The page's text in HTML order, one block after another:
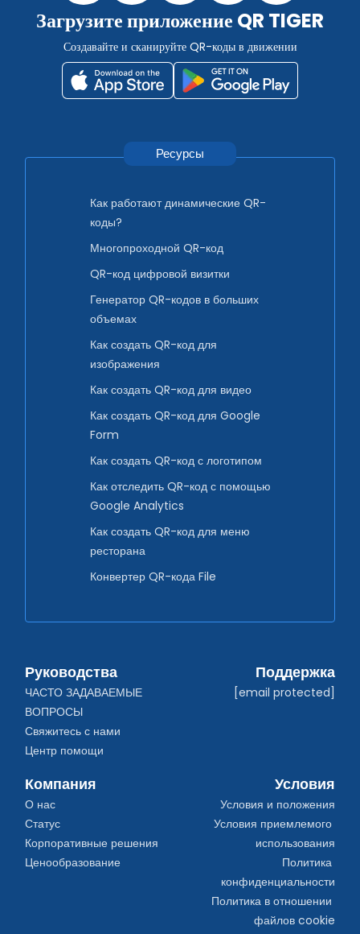
Загрузите приложение QR TIGER
Создавайте и сканируйте QR-коды в движении
Ресурсы
Как работают динамические QR-
коды?
Многопроходной QR-код
QR-код цифровой визитки
Генератор QR-кодов в больших
объемах
Как создать QR-код для
изображения
Как создать QR-код для видео
Как создать QR-код для Google
Form
Как создать QR-код с логотипом
Как отследить QR-код с помощью
Google Analytics
Как создать QR-код для меню
ресторана
Конвертер QR-кода File
Руководства
ЧАСТО ЗАДАВАЕМЫЕ
ВОПРОСЫ
Свяжитесь с нами
Центр помощи
Поддержка
[email protected]
Компания
О нас
Статус
Корпоративные решения
Ценообразование
Условия
Условия и положения
Условия приемлемого
использования
Политика
конфиденциальности
Политика в отношении
файлов cookie